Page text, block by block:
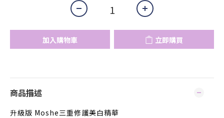
加入購物車 立即購買
商品描述
升級版 Moshe三重修護美白精華